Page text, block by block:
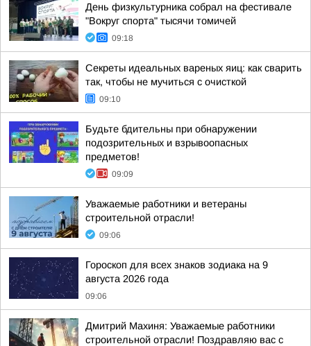
День физкультурника собрал на фестивале
"Вокруг спорта" тысячи томичей
09:18
Секреты идеальных вареных яиц: как сварить
так, чтобы не мучиться с очисткой
09:10
Будьте бдительны при обнаружении
подозрительных и взрывоопасных
предметов!
09:09
Уважаемые работники и ветераны
строительной отрасли!
09:06
Гороскоп для всех знаков зодиака на 9
августа 2026 года
09:06
Дмитрий Махиня: Уважаемые работники
строительной отрасли! Поздравляю вас с